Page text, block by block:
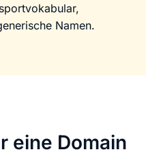
Namen.
eine Domain